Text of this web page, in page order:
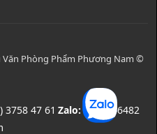
Phòng Phẩm Phương Nam ©
3758 47 61 Zalo:0908446482